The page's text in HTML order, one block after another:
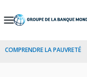
Skip
Navigation
COMPRENDRE LA PAUVRETÉ